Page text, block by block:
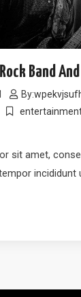
Band
By:
sit amet,
incididunt